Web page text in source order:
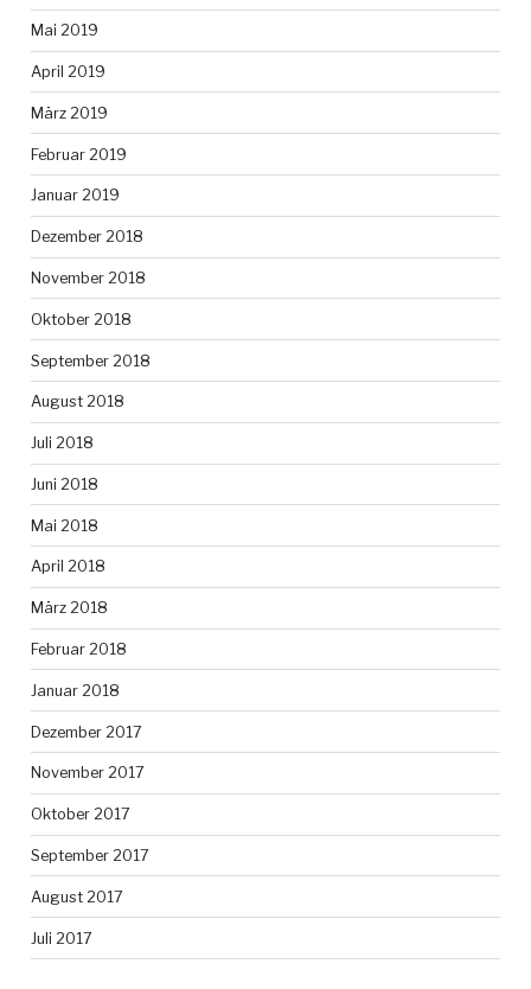
Mai 2019
April 2019
März 2019
Februar 2019
Januar 2019
Dezember 2018
November 2018
Oktober 2018
September 2018
August 2018
Juli 2018
Juni 2018
Mai 2018
April 2018
März 2018
Februar 2018
Januar 2018
Dezember 2017
November 2017
Oktober 2017
September 2017
August 2017
Juli 2017